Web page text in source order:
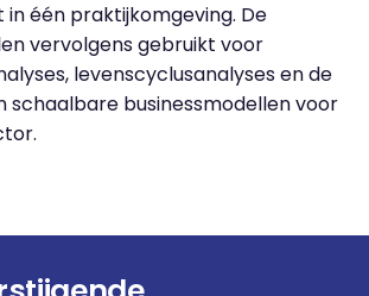
één praktijkomgeving. De
vervolgens gebruikt voor
levenscyclusanalyses en de
schaalbare businessmodellen voor